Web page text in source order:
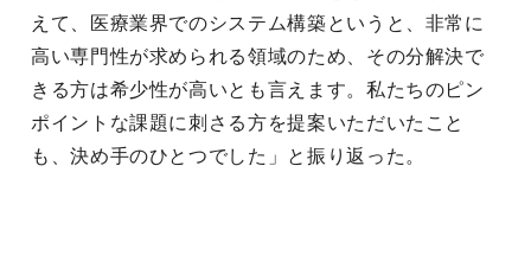
えて、医療業界でのシステム構築というと、非常に
高い専門性が求められる領域のため、その分解決で
きる方は希少性が高いとも言えます。私たちのピン
ポイントな課題に刺さる方を提案いただいたこと
も、決め手のひとつでした」と振り返った。